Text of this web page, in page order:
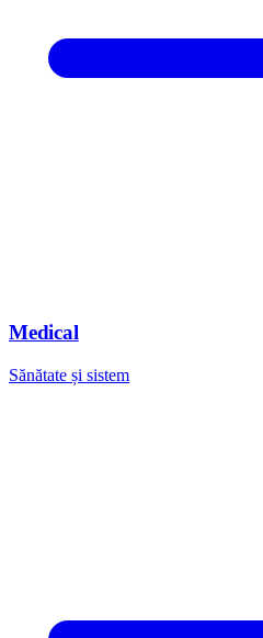
Medical
Sănătate și sistem